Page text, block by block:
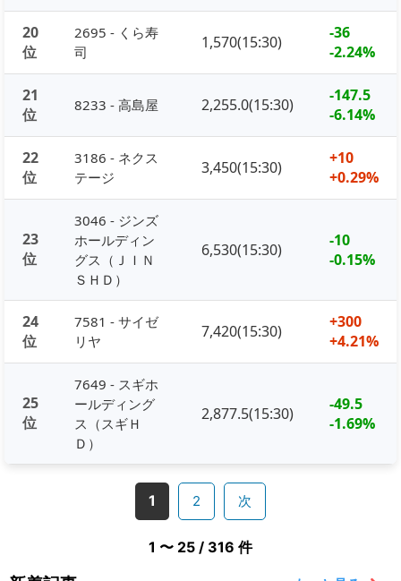
20
位
2695 - くら寿
司
1,570(15:30)
-36
-2.24%
21
位
8233 - 高島屋 2,255.0(15:30)
-147.5
-6.14%
22
位
3186 - ネクス
テージ
3,450(15:30)
+10
+0.29%
23
位
3046 - ジンズ
ホールディン
グス（ＪＩＮ
ＳＨＤ）
6,530(15:30)
-10
-0.15%
24
位
7581 - サイゼ
リヤ
7,420(15:30)
+300
+4.21%
25
位
7649 - スギホ
ールディング
ス（スギＨ
Ｄ）
2,877.5(15:30)
-49.5
-1.69%
1 2 次
1 〜 25 / 316 件